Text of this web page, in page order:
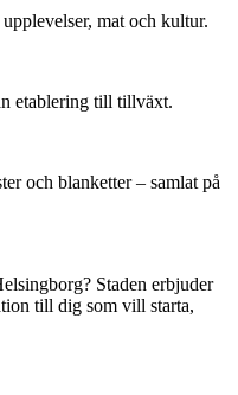
mat och kultur.
etablering till tillväxt.
och blanketter – samlat på
Staden erbjuder
till dig som vill starta,